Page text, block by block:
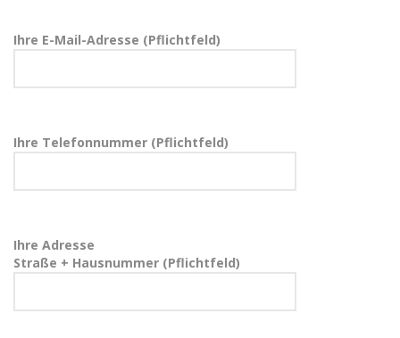
Ihre E-Mail-Adresse (Pflichtfeld)
Ihre Telefonnummer (Pflichtfeld)
Ihre Adresse
Straße + Hausnummer (Pflichtfeld)